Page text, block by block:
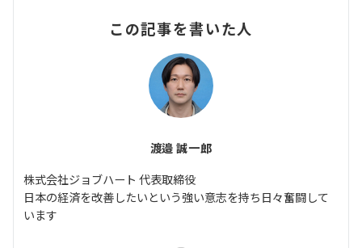
この記事を書いた人
渡邉 誠一郎
株式会社ジョブハート 代表取締役
日本の経済を改善したいという強い意志を持ち日々奮闘して
います